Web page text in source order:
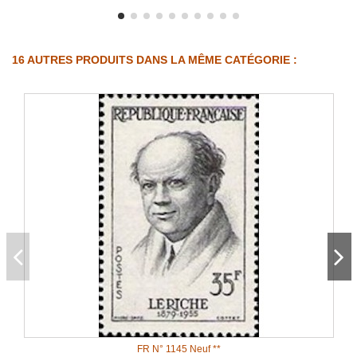
16 AUTRES PRODUITS DANS LA MÊME CATÉGORIE :
FR N° 1145 Neuf **